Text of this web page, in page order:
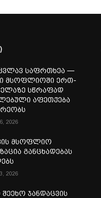
საფრთხეა —
მსოფლიოში ერთ-
სწრაფად
აფეთქება
2026
მსოფლიო
განცხადებას
2026
შეეხო ჯანდაცვის